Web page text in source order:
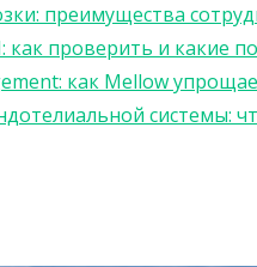
преимущества
проверить и какие
как Mellow
системы: